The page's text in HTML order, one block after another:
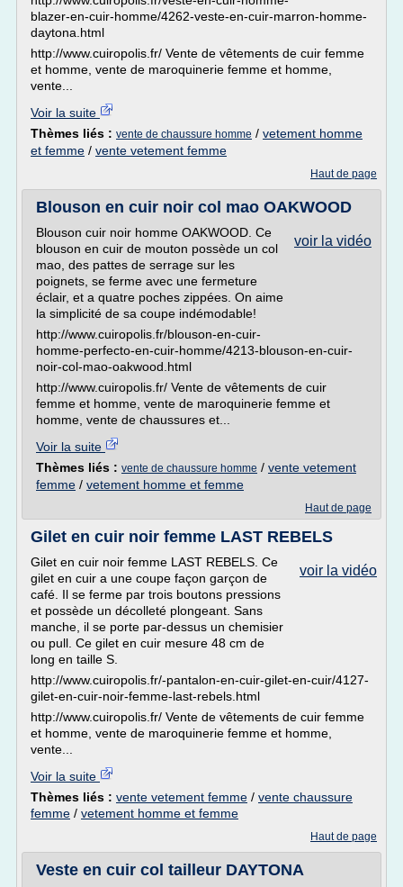
blazer-en-cuir-homme/4262-veste-en-cuir-marron-homme-
daytona.html
http://www.cuiropolis.fr/ Vente de vêtements de cuir femme
et homme, vente de maroquinerie femme et homme,
vente...
Voir la suite
Thèmes liés : vente de chaussure homme / vetement homme
et femme / vente vetement femme
Haut de page
Blouson en cuir noir col mao OAKWOOD
voir la vidéo
Blouson cuir noir homme OAKWOOD. Ce
blouson en cuir de mouton possède un col
mao, des pattes de serrage sur les
poignets, se ferme avec une fermeture
éclair, et a quatre poches zippées. On aime
la simplicité de sa coupe indémodable!
http://www.cuiropolis.fr/blouson-en-cuir-
homme-perfecto-en-cuir-homme/4213-blouson-en-cuir-
noir-col-mao-oakwood.html
http://www.cuiropolis.fr/ Vente de vêtements de cuir
femme et homme, vente de maroquinerie femme et
homme, vente de chaussures et...
Voir la suite
Thèmes liés : vente de chaussure homme / vente vetement
femme / vetement homme et femme
Haut de page
Gilet en cuir noir femme LAST REBELS
voir la vidéo
Gilet en cuir noir femme LAST REBELS. Ce
gilet en cuir a une coupe façon garçon de
café. Il se ferme par trois boutons pressions
et possède un décolleté plongeant. Sans
manche, il se porte par-dessus un chemisier
ou pull. Ce gilet en cuir mesure 48 cm de
long en taille S.
http://www.cuiropolis.fr/-pantalon-en-cuir-gilet-en-cuir/4127-
gilet-en-cuir-noir-femme-last-rebels.html
http://www.cuiropolis.fr/ Vente de vêtements de cuir femme
et homme, vente de maroquinerie femme et homme,
vente...
Voir la suite
Thèmes liés : vente vetement femme / vente chaussure
femme / vetement homme et femme
Haut de page
Veste en cuir col tailleur DAYTONA